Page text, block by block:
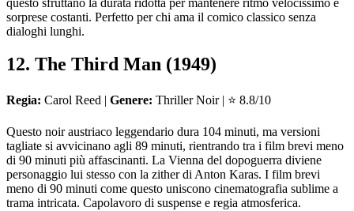
sorprese costanti. Perfetto per chi ama il comico classico senza
dialoghi lunghi.
12. The Third Man (1949)
Regia: Carol Reed | Genere: Thriller Noir | ⭐ 8.8/10
Questo noir austriaco leggendario dura 104 minuti, ma versioni
tagliate si avvicinano agli 89 minuti, rientrando tra i film brevi meno
di 90 minuti più affascinanti. La Vienna del dopoguerra diviene
personaggio lui stesso con la zither di Anton Karas. I film brevi
meno di 90 minuti come questo uniscono cinematografia sublime a
trama intricata. Capolavoro di suspense e regia atmosferica.